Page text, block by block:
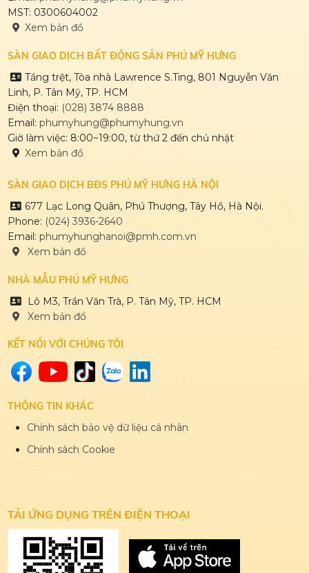
MST: 0300604002
Xem bản đồ
SÀN GIAO DỊCH BẤT ĐỘNG SẢN PHÚ MỸ HƯNG
Tầng trệt, Tòa nhà Lawrence S.Ting, 801 Nguyễn Văn
Linh, P. Tân Mỹ, TP. HCM
Điện thoại: (028) 3874 8888
Email: phumyhung@phumyhung.vn
Giờ làm việc: 8:00~19:00, từ thứ 2 đến chủ nhật
Xem bản đồ
SÀN GIAO DỊCH BĐS PHÚ MỸ HƯNG HÀ NỘI
677 Lạc Long Quân, Phú Thượng, Tây Hồ, Hà Nội.
Phone: (024) 3936-2640
Email: phumyhunghanoi@pmh.com.vn
Xem bản đồ
NHÀ MẪU PHÚ MỸ HƯNG
Lô M3, Trần Văn Trà, P. Tân Mỹ, TP. HCM
Xem bản đổ
KẾT NỐI VỚI CHÚNG TÔI
THÔNG TIN KHÁC
Chính sách bảo vệ dữ liệu cá nhân
Chính sách Cookie
TẢI ỨNG DỤNG TRÊN ĐIỆN THOẠI